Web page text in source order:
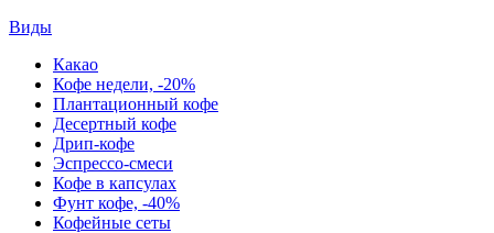
Виды
Какао
Кофе недели, -20%
Плантационный кофе
Десертный кофе
Дрип-кофе
Эспрессо-смеси
Кофе в капсулах
Фунт кофе, -40%
Кофейные сеты